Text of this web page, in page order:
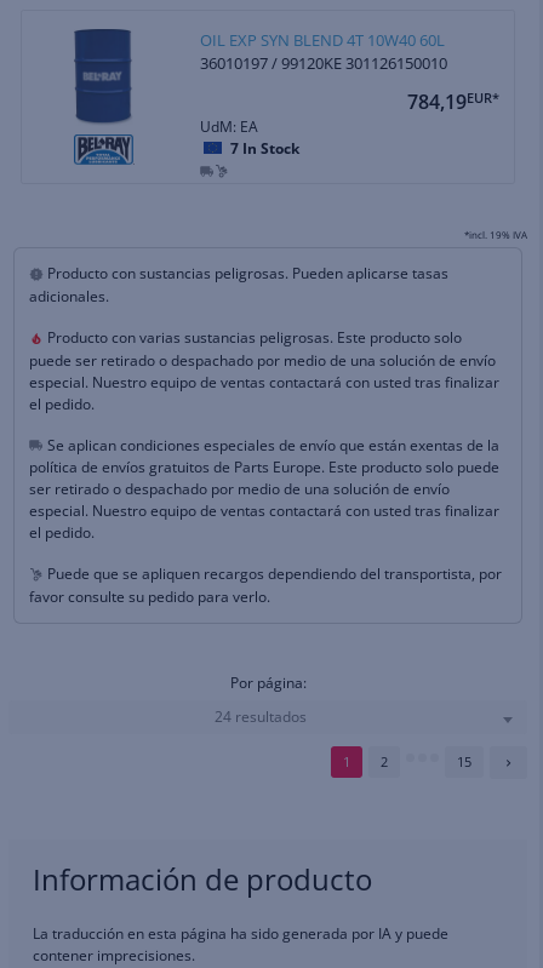
OIL EXP SYN BLEND 4T 10W40 60L
36010197 / 99120KE 301126150010
784,19EUR*
UdM: EA
7 In Stock
*incl. 19% IVA
Producto con sustancias peligrosas. Pueden aplicarse tasas
adicionales.
Producto con varias sustancias peligrosas. Este producto solo
puede ser retirado o despachado por medio de una solución de envío
especial. Nuestro equipo de ventas contactará con usted tras finalizar
el pedido.
Se aplican condiciones especiales de envío que están exentas de la
política de envíos gratuitos de Parts Europe. Este producto solo puede
ser retirado o despachado por medio de una solución de envío
especial. Nuestro equipo de ventas contactará con usted tras finalizar
el pedido.
Puede que se apliquen recargos dependiendo del transportista, por
favor consulte su pedido para verlo.
Por página:
24 resultados
1 2 15
Información de producto
La traducción en esta página ha sido generada por IA y puede
contener imprecisiones.